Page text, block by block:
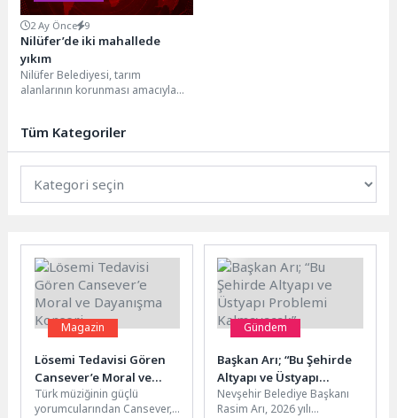
2 Ay Önce 9
Nilüfer’de iki mahallede
yıkım
Nilüfer Belediyesi, tarım
alanlarının korunması amacıyla
toplam 2...
Tüm Kategoriler
Magazin
Lösemi Tedavisi Gören
Cansever’e Moral ve
Dayanışma Konseri
Türk müziğinin güçlü
yorumcularından Cansever,
Gündem
Başkan Arı; “Bu Şehirde
Altyapı ve Üstyapı
Problemi Kalmayacak”
Nevşehir Belediye Başkanı
Rasim Arı, 2026 yılı